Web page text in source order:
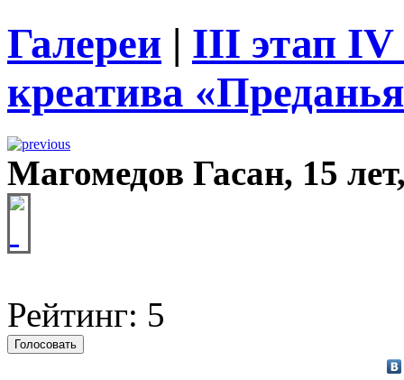
Галереи | III этап IV
креатива
Магомедов Гасан, 15
Рейтинг: 5